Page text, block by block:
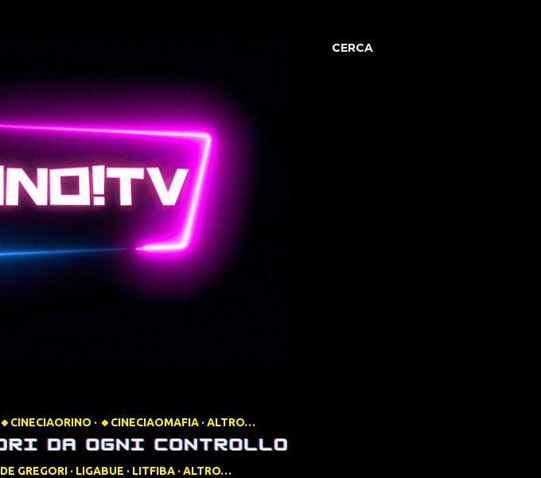
CERCA
🔸️CINECIAORINO 🔸️CINECIAOMAFIA ALTRO…
DE GREGORI LIGABUE LITFIBA ALTRO…